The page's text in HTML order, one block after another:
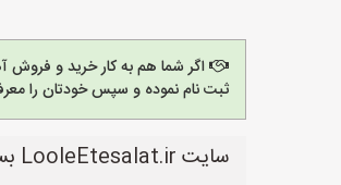
اگر شما هم به کار خرید و
ثبت نام نموده و سپس خودتان را
سایت LooleEtesalat.ir بستری مناسب برای تبلیغ و خرید و فروش لوله و اتصالات است.